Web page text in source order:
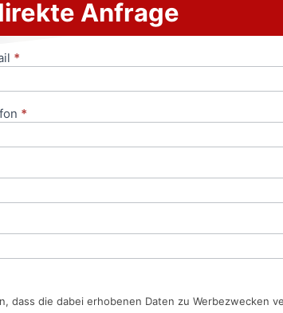
Anfrage
*
*
dass die dabei erhobenen Daten zu Werbezwecken